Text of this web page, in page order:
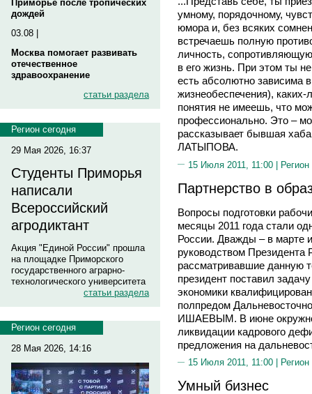
Приморье после тропических
дождей
03.08 |
Москва помогает развивать
отечественное
здравоохранение
статьи раздела
Регион сегодня
29 Мая 2026, 16:37
Студенты Приморья
написали
Всероссийский
агродиктант
Акция "Единой России" прошла
на площадке Приморского
государственного аграрно-
технологического университета
статьи раздела
Регион сегодня
28 Мая 2026, 14:16
умному, порядочному,
юмора и, без всяких
встречаешь полную
личность,
в его жизнь. При этом ты
есть абсолютно зависима
жизнеобеспечения),
понятия не имеешь, что
профессионально. Это –
рассказывает бывшая
ЛАТЫПОВА.
15 Июля 2011, 11:00 | Регион
Партнерство в
Вопросы подготовки
месяцы 2011 года стали
России. Дважды – в марте
руководством
рассматривавшие данную
президент поставил
экономики
полпредом
ИШАЕВЫМ. В июне
ликвидации кадрового
предложения на
15 Июля 2011, 11:00 |
Умный бизнес